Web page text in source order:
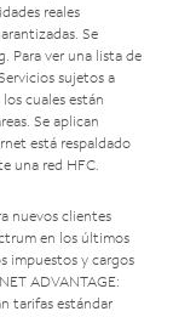
reales
Se
Para ver una lista de
Servicios sujetos a
cuales están
Se aplican
está respaldado
una red HFC.
nuevos clientes
en los últimos
impuestos y cargos
ADVANTAGE:
tarifas estándar